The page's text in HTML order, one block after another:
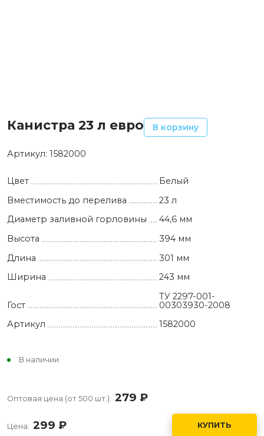
Канистра 23 л евро В корзину
Артикул: 1582000
Цвет
Белый
Вместимость до перелива
23 л
Диаметр заливной горловины
44,6 мм
Высота
394 мм
Длина
301 мм
Ширина
243 мм
Гост
ТУ 2297-001-
00303930-2008
Артикул
1582000
В наличии
Оптовая цена (от 500 шт.): 279
Цена: 299 КУПИТЬ